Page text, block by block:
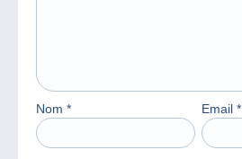
Nom * Email *